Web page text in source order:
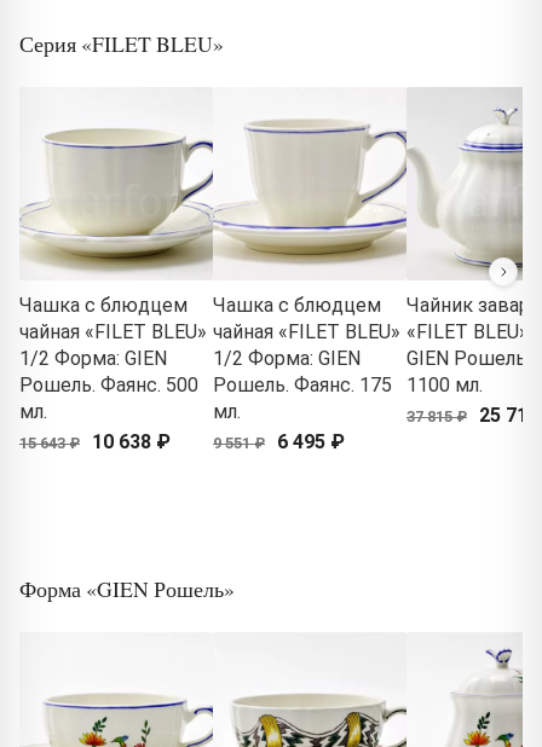
Серия «FILET BLEU»
Чашка с блюдцем
чайная «FILET BLEU»
1/2 Форма: GIEN
Рошель. Фаянс. 500
мл.
15 643 ₽ 10 638 ₽
Чашка с блюдцем
чайная «FILET BLEU»
1/2 Форма: GIEN
Рошель. Фаянс. 175
мл.
9 551 ₽ 6 495 ₽
Чайник
«FILET BLEU»
GIEN Рошель.
1100 мл.
37 815 ₽ 25
Форма «GIEN Рошель»